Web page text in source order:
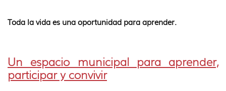
Toda la vida es una oportunidad para aprender.
Un espacio municipal para aprender,
participar y convivir